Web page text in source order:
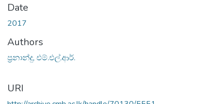
Date
2017
Authors
ප්‍රනාන්දු, එම්.එල්.ආර්.
URI